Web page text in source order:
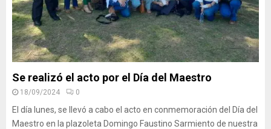
Se realizó el acto por el Día del Maestro
18/09/2024 0
El día lunes, se llevó a cabo el acto en conmemoración del Día del
Maestro en la plazoleta Domingo Faustino Sarmiento de nuestra